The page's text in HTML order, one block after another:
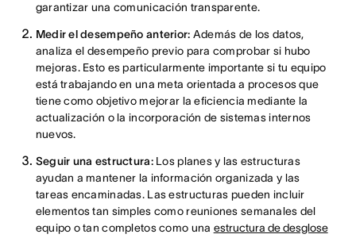
garantizar una comunicación transparente.
Medir el desempeño anterior: Además de los datos,
analiza el desempeño previo para comprobar si hubo
mejoras. Esto es particularmente importante si tu equipo
está trabajando en una meta orientada a procesos que
tiene como objetivo mejorar la eficiencia mediante la
actualización o la incorporación de sistemas internos
nuevos.
Seguir una estructura: Los planes y las estructuras
ayudan a mantener la información organizada y las
tareas encaminadas. Las estructuras pueden incluir
elementos tan simples como reuniones semanales del
equipo o tan completos como una estructura de desglose